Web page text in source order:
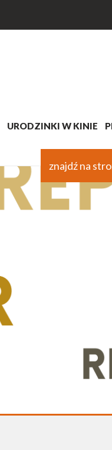
URODZINKI W KINIE